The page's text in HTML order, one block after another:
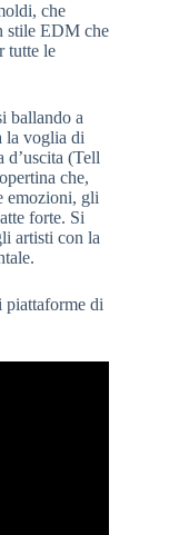
che
stile EDM che
tutte le
ballando a
la voglia di
d’uscita (Tell
che,
emozioni, gli
forte. Si
artisti con la
piattaforme di